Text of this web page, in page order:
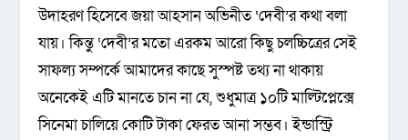
উদাহরণ হিসেবে জয়া আহসান অভিনীত ‘দেবী’র কথা বলা
যায়। কিন্তু ‘দেবী’র মতো এরকম আরো কিছু চলচ্চিত্রের সেই
সাফল্য সম্পর্কে আমাদের কাছে সুস্পষ্ট তথ্য না থাকায়
অনেকেই এটি মানতে চান না যে, শুধুমাত্র ১০টি মাল্টিপ্লেক্সে
সিনেমা চালিয়ে কোটি টাকা ফেরত আনা সম্ভব। ইন্ডাস্ট্রি